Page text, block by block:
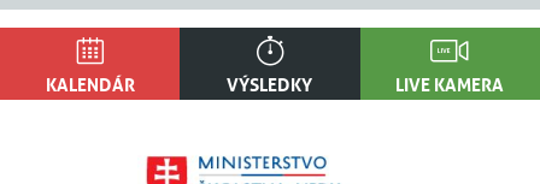
KALENDÁR VÝSLEDKY LIVE KAMERA